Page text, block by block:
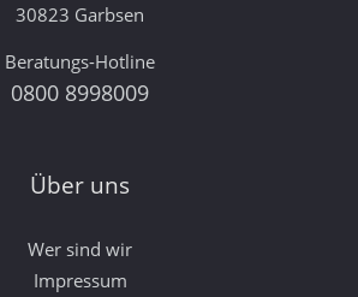
30823 Garbsen
Beratungs-Hotline
0800 8998009
Über uns
Wer sind wir
Impressum